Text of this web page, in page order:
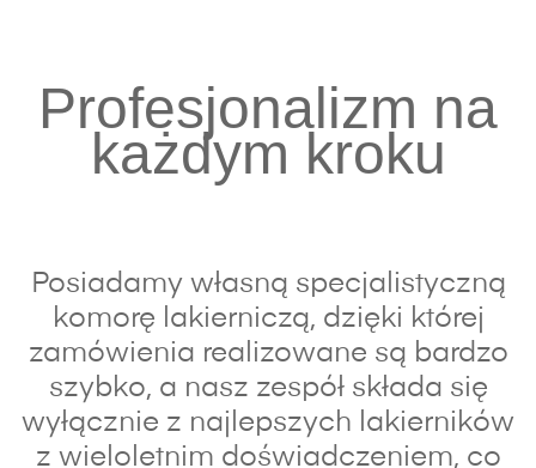
Profesjonalizm na
każdym kroku
Posiadamy własną specjalistyczną
komorę lakierniczą, dzięki której
zamówienia realizowane są bardzo
szybko, a nasz zespół składa się
wyłącznie z najlepszych lakierników
z wieloletnim doświadczeniem, co